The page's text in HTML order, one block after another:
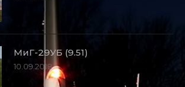
МиГ-29УБ (9.51)
10.09.2018